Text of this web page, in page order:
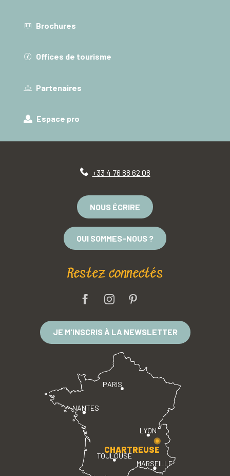
Brochures
Offices de tourisme
Partenaires
Espace pro
+33 4 76 88 62 08
NOUS ÉCRIRE
QUI SOMMES-NOUS ?
Restez connectés
JE M'INSCRIS À LA NEWSLETTER
PARIS
LYON
TOULOUSE
MARSEILLE
NANTES
CHARTREUSE